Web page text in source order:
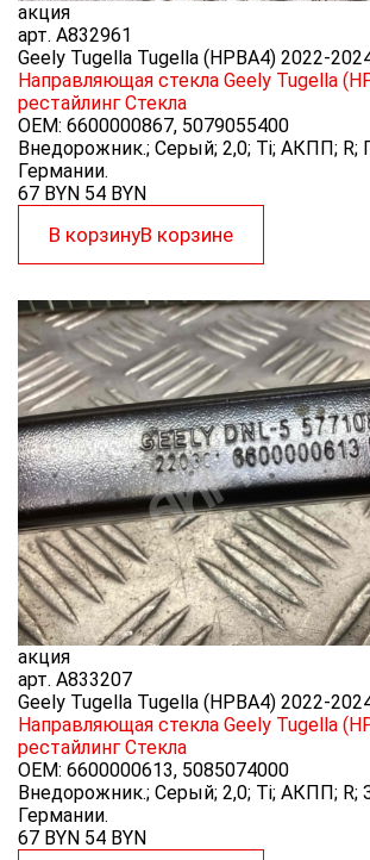
акция
арт. A832961
Geely Tugella Tugella (HPBA4) 2022-
Направляющая стекла Geely Tugella
рестайлинг Стекла
OEM: 6600000867, 5079055400
Внедорожник.; Серый; 2,0; Ti; АКПП; R;
Германии.
67 BYN 54 BYN
В корзинуВ корзине
акция
арт. A833207
Geely Tugella Tugella (HPBA4) 2022-
Направляющая стекла Geely Tugella
рестайлинг Стекла
OEM: 6600000613, 5085074000
Внедорожник.; Серый; 2,0; Ti; АКПП; R;
Германии.
67 BYN 54 BYN